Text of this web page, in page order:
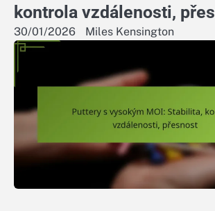
kontrola vzdálenosti,
30/01/2026 Miles Kensington